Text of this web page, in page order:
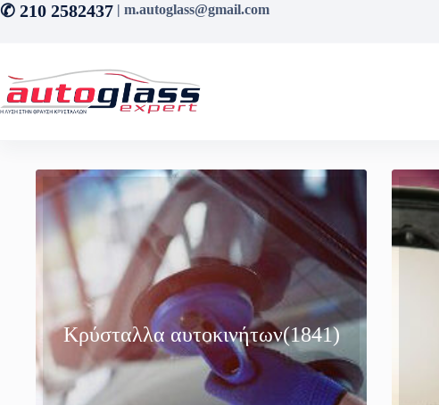
Μετάβαση
στο
✆ 210 2582437 | m.autoglass@gmail.com
Κρύσταλλα αυτοκινήτων(1841)